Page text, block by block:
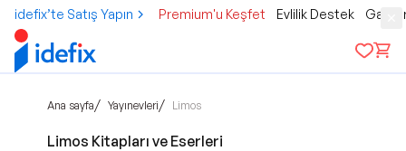
idefix’te Satış Yapın Premium'u Keşfet Evlilik Destek
Ana sayfa/ Yayınevleri/ Limos
Limos Kitapları ve Eserleri